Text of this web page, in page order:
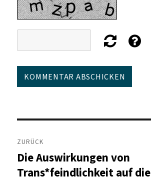
Beitragsnavigation
ZURÜCK
Vorheriger
Beitrag:
Die Auswirkungen von
Trans*feindlichkeit auf die